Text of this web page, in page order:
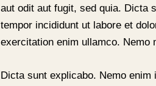
aut odit aut fugit, sed quia. Dicta
tempor incididunt ut labore et
exercitation enim ullamco. Nemo
Dicta sunt explicabo. Nemo enim